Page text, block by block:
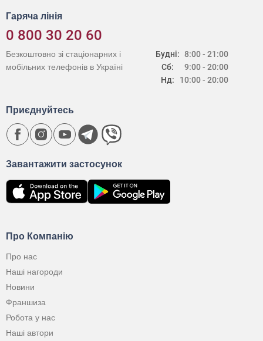
Гаряча лінія
0 800 30 20 60
Будні:
Сб:
Нд:
8:00 - 21:00
9:00 - 20:00
10:00 - 20:00
Безкоштовно зі стаціонарних і
мобільних телефонів в Україні
Про Компанію
Про нас
Наші нагороди
Новини
Франшиза
Робота у нас
Наші автори
Завантажити застосунок
Приєднуйтесь